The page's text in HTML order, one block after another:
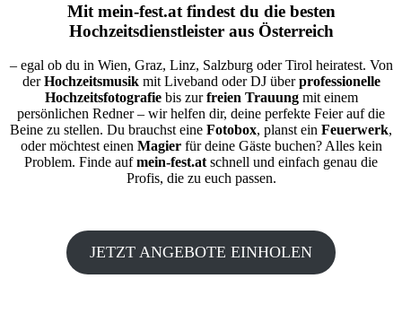
Mit mein-fest.atfindest du die besten
Hochzeitsdienstleister aus Österreich
– egal ob du in Wien, Graz, Linz, Salzburg oder Tirol heiratest. Von
derHochzeitsmusikmit Liveband oder DJ überprofessionelle
Hochzeitsfotografiebis zurfreien Trauungmit einem
persönlichen Redner – wir helfen dir, deine perfekte Feier auf die
Beine zu stellen. Du brauchst eine Fotobox, planst ein Feuerwerk,
oder möchtest einen Magierfür deine Gäste buchen? Alles kein
Problem. Finde aufmein-fest.atschnell und einfach genau die
Profis, die zu euch passen.
JETZT ANGEBOTE EINHOLEN